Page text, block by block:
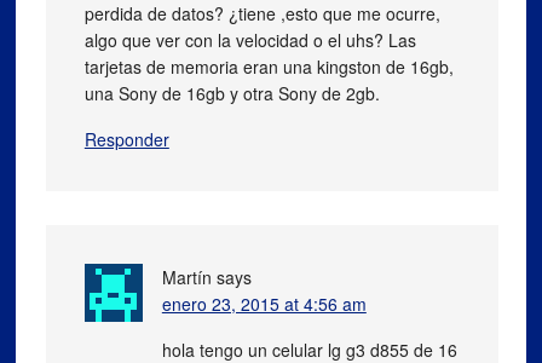
perdida de datos? ¿tiene ,esto que me ocurre,
algo que ver con la velocidad o el uhs? Las
tarjetas de memoria eran una kingston de 16gb,
una Sony de 16gb y otra Sony de 2gb.
Responder
Martín says
enero 23, 2015 at 4:56 am
hola tengo un celular lg g3 d855 de 16